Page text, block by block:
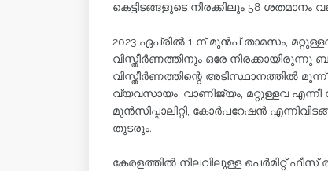
കെട്ടിടങ്ങളുടെ നിരക്കിലും 58 ശതമാനം
2023 ഏപ്രില്‍ 1 ന് മുന്‍പ് താമസം,
വിസ്തീര്‍ണത്തിനും ഒരേ നിരക്കായിരുന്നു
വിസ്തീര്‍ണത്തിന്റെ അടിസ്ഥാനത്തില്‍
വ്യവസായം, വാണിജ്യം, മറ്റുള്ളവ എന്നീ
മുന്‍സിപ്പാലിറ്റി, കോര്‍പറേഷന്‍
തുടരും.
കേരളത്തില്‍ നിലവിലുള്ള പെര്‍മിറ്റ്